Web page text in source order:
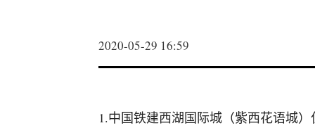
2020-05-29 16:59
1.中国铁建西湖国际城（紫西花语城